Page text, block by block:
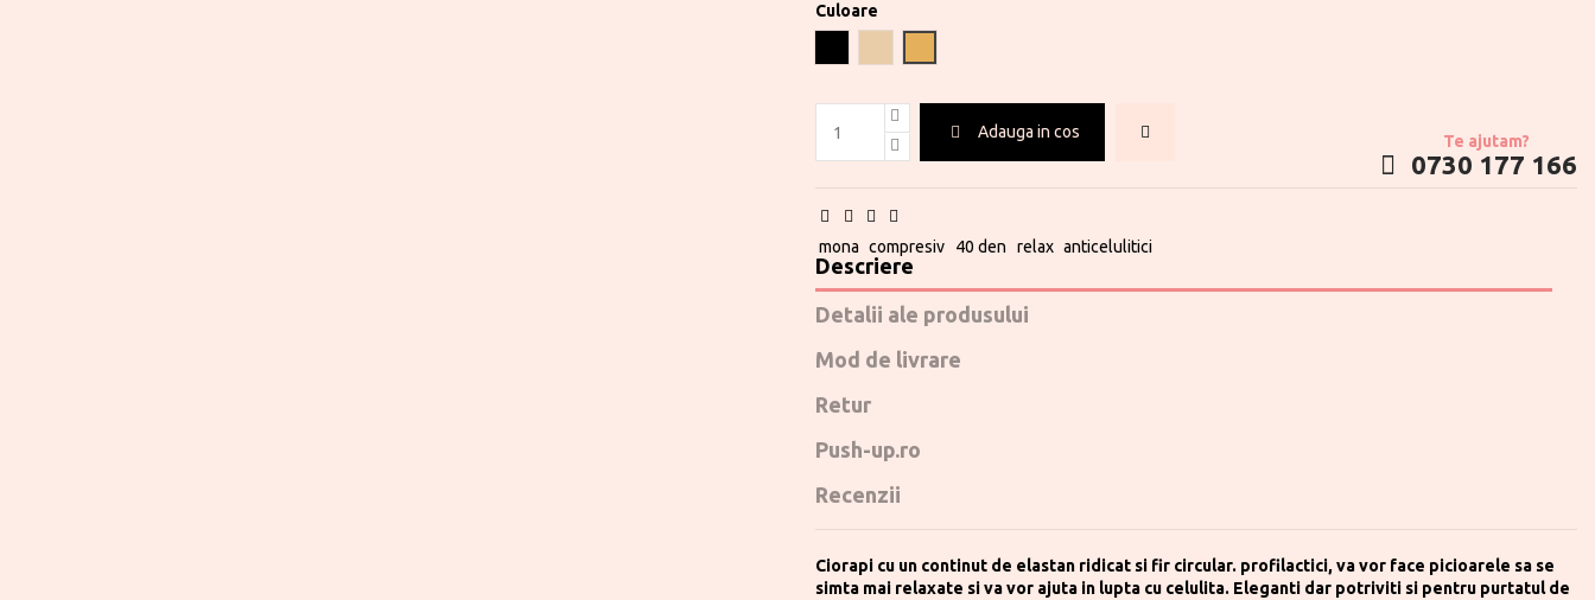
Culoare
Adauga in cos
mona compresiv 40 den relax anticelulitici
Te ajutam?
0730 177 166
Descriere
Detalii ale produsului
Mod de livrare
Retur
Push-up.ro
Recenzii
Ciorapi cu un continut de elastan ridicat si fir circular. profilactici, va vor face picioarele sa se
simta mai relaxate si va vor ajuta in lupta cu celulita. Eleganti dar potriviti si pentru purtatul de